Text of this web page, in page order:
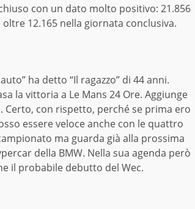
con un dato molto positivo: 21.856
12.165 nella giornata conclusiva.
ha detto “Il ragazzo” di 44 anni.
la vittoria a Le Mans 24 Ore. Aggiunge
Certo, con rispetto, perché se prima ero
essere veloce anche con le quattro
ma guarda già alla prossima
della BMW. Nella sua agenda però
il probabile debutto del Wec.